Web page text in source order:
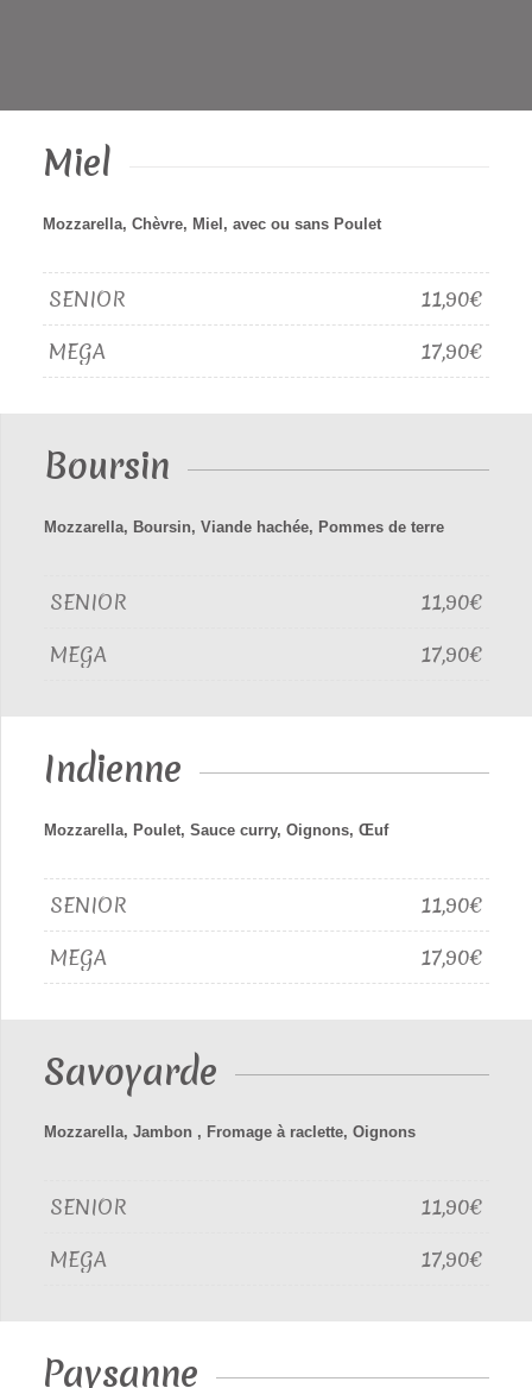
Miel
Mozzarella, Chèvre, Miel, avec ou sans Poulet
SENIOR
11,90€
MEGA
17,90€
Boursin
Mozzarella, Boursin, Viande hachée, Pommes de terre
SENIOR
11,90€
MEGA
17,90€
Indienne
Mozzarella, Poulet, Sauce curry, Oignons, Œuf
SENIOR
11,90€
MEGA
17,90€
Savoyarde
Mozzarella, Jambon , Fromage à raclette, Oignons
SENIOR
11,90€
MEGA
17,90€
Paysanne